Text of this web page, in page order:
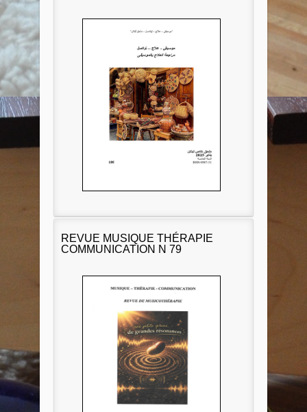
REVUE MUSIQUE THÉRAPIE
COMMUNICATION N 79